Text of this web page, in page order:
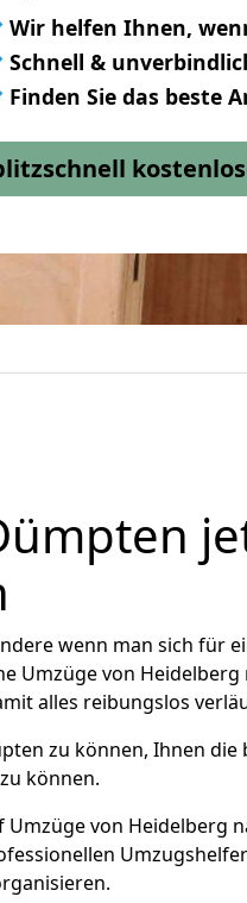
Wir helfen Ihnen,
Schnell &
Finden Sie das beste
wenn man sich für
Umzüge von
alles reibungslos
zu können, Ihnen
können.
von Heidelberg